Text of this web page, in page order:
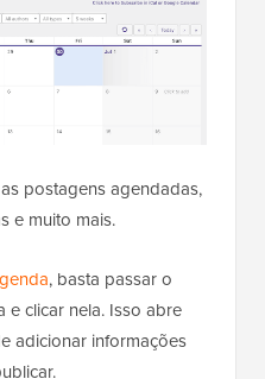
postagens agendadas,
e muito mais.
, basta passar o
clicar nela. Isso abre
adicionar informações